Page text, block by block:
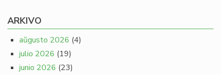
ARKIVO
aŭgusto 2026 (4)
julio 2026 (19)
junio 2026 (23)